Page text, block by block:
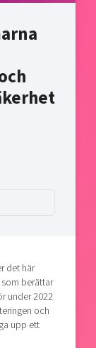
det här
berättar
under 2022
och
upp ett